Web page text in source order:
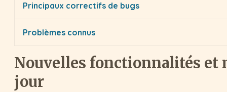
Principaux correctifs de bugs
Problèmes connus
Nouvelles fonctionnalités et
jour